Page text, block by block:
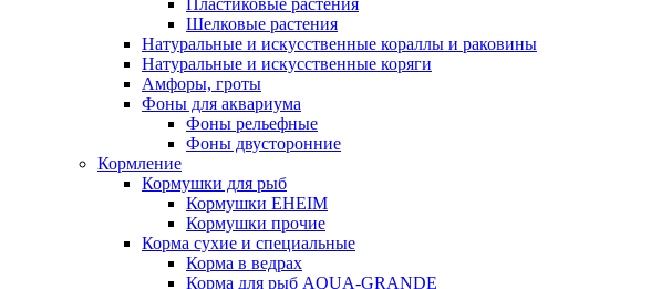
Пластиковые растения
Шелковые растения
Натуральные и искусственные кораллы и раковины
Натуральные и искусственные коряги
Амфоры, гроты
Фоны для аквариума
Фоны рельефные
Фоны двусторонние
Кормление
Кормушки для рыб
Кормушки EHEIM
Кормушки прочие
Корма сухие и специальные
Корма в ведрах
Корма для рыб AQUA-GRANDE